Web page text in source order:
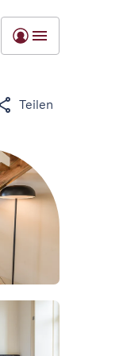
Teilen